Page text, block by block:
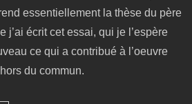
essentiellement la thèse du père
j’ai écrit cet essai, qui je l’espère
ce qui a contribué à l’oeuvre
du commun.